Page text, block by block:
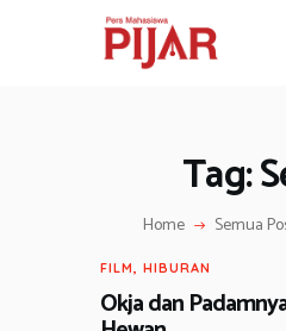
Tag:
Home Semua
ADVERTORIAL
SOSOK
GALERI
HIBURAN
FILM, HIBURAN
Okja dan